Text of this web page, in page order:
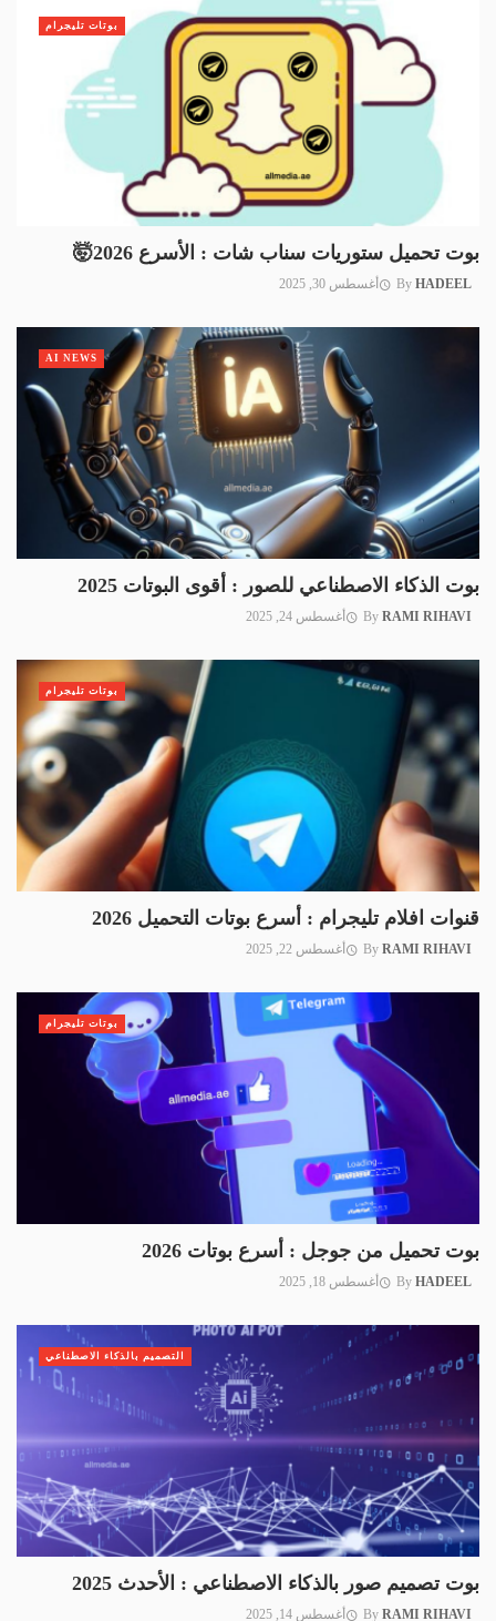
بوت تحميل ستوريات سناب شات : الأسرع 2026🤯
By HADEEL أغسطس 30, 2025
بوتات تليجرام
بوت الذكاء الاصطناعي للصور : أقوى البوتات 2025
By RAMI RIHAVI أغسطس 24, 2025
AI NEWS
قنوات افلام تليجرام : أسرع بوتات التحميل 2026
By RAMI RIHAVI أغسطس 22, 2025
بوتات تليجرام
بوت تحميل من جوجل : أسرع بوتات 2026
By HADEEL أغسطس 18, 2025
بوتات تليجرام
بوت تصميم صور بالذكاء الاصطناعي : الأحدث 2025
By RAMI RIHAVI أغسطس 14, 2025
التصميم بالذكاء الاصطناعي